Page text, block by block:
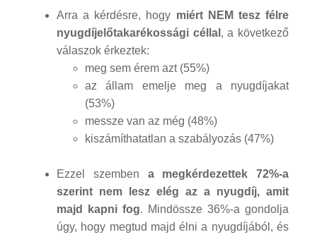
Arra a kérdésre, hogy miért NEM tesz félre
nyugdíjelőtakarékossági céllal , a következő
válaszok érkeztek:
meg sem érem azt (55%)
az állam emelje meg a nyugdíjakat
(53%)
messze van az még (48%)
kiszámíthatatlan a szabályozás (47%)
Ezzel szemben a megkérdezettek 72%-a
szerint nem lesz elég az a nyugdíj, amit
majd kapni fog. Mindössze 36%-a gondolja
úgy, hogy megtud majd élni a nyugdíjából, és